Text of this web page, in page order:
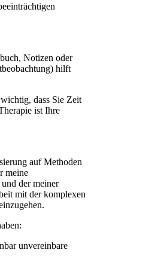
Notizen oder
hilft
dass Sie Zeit
ist Ihre
auf Methoden
meine
der meiner
mit der komplexen
unvereinbare